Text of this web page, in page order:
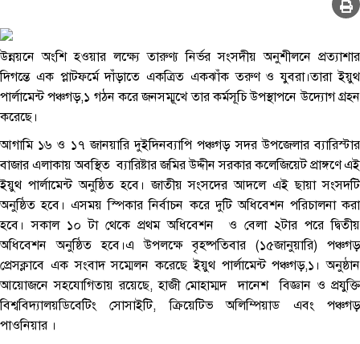
উন্নয়নে অংশি হওয়ার লক্ষ্যে তারুণ্য নির্ভর সংসদীয় অনুশীলনে প্রত্যাশার
দিগন্তে এক প্লাটফর্মে দাঁড়াতে একত্রিত একঝাঁক তরুণ ও যুবরা।তারা ইয়ুথ
পার্লামেন্ট পঞ্চগড়,১ গঠন করে জনসম্মূখে তার কর্মসূচি উপস্থাপনে উদ্যোগ গ্রহন
করেছে।
আগামি ১৬ ও ১৭ জানয়ারি দুইদিনব্যাপি পঞ্চগড় সদর উপজেলার ব্যারিস্টার
বাজার এলাকায় অবস্থিত ব্যারিষ্টার জমির উদ্দীন সরকার কলেজিয়েট প্রাঙ্গণে এই
ইয়ুথ পার্লামেন্ট অনুষ্ঠিত হবে। জাতীয় সংসদের আদলে এই ছায়া সংসদটি
অনুষ্ঠিত হবে। এসময় স্পিকার নির্বাচন করে দুটি অধিবেশন পরিচালনা করা
হবে। সকাল ১০ টা থেকে প্রথম অধিবেশন ও বেলা ২টার পরে দ্বিতীয়
অধিবেশন অনুষ্ঠিত হবে।এ উপলক্ষে বৃহষ্পতিবার (১৫জানুয়ারি) পঞ্চগড়
প্রেসক্লাবে এক সংবাদ সম্মেলন করেছে ইয়ুথ পার্লামেন্ট পঞ্চগড়,১। অনুষ্ঠান
আয়োজনে সহযোগিতায় রয়েছে, হাজী মোহাম্মদ দানেশ বিজ্ঞান ও প্রযুক্তি
বিশ্ববিদ্যালয়ডিবেটিং সোসাইটি, ক্রিয়েটিভ অলিম্পিয়াড এবং পঞ্চগড়
পাওনিয়ার ।